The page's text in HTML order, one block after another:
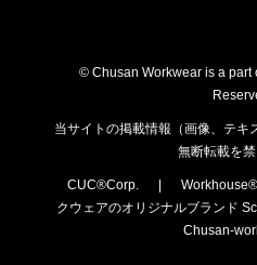
© Chusan Workwear is a part
当サイトの掲載情報（画像、テキ
無断転載を禁
CUC®Corp. Workhouse®
クウェアのオリジナルブランド
Chusan-